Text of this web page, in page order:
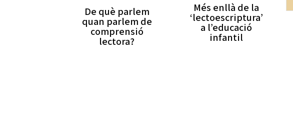
De què parlem
quan parlem de
comprensió
lectora?
Més enllà de la
‘lectoescriptura’
a l’educació
infantil